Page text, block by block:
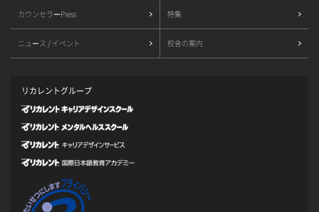
カウンセラーPress 特集
ニュース / イベント 校舎の案内
リカレントグループ